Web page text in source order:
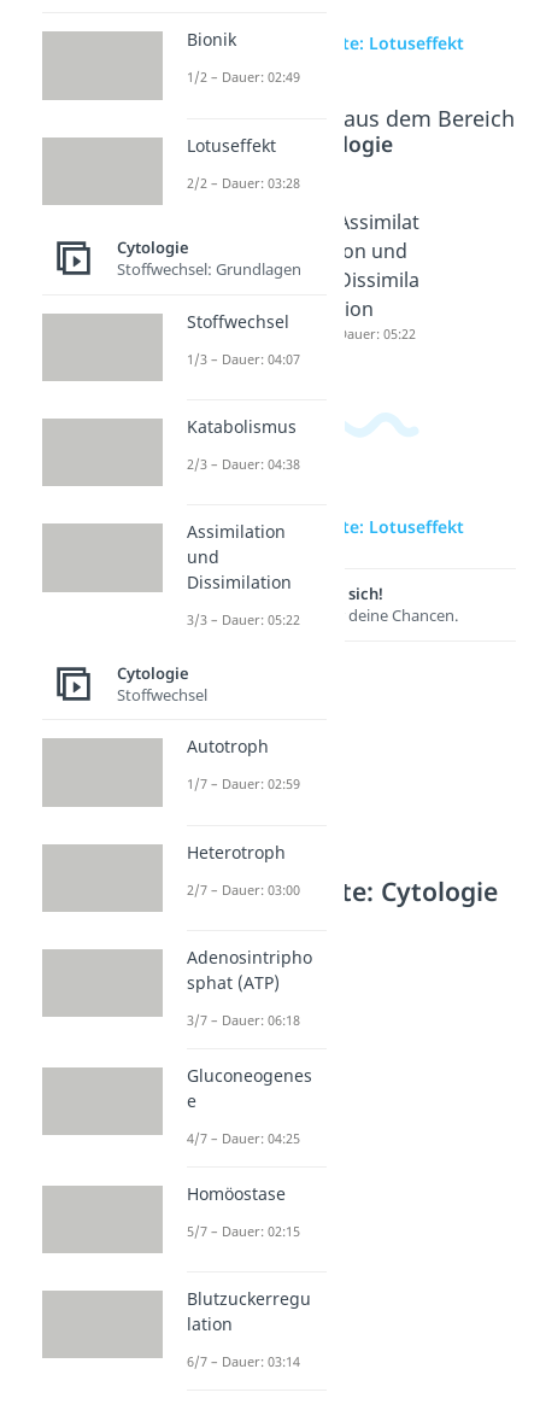
zur Videoseite: Lotuseffekt
Beliebte Inhalte aus dem Bereich
Cytologie
hsel
Dauer: 04:07 Dauer: 04:38
Assimilat
ion und
Dissimila
tion
Dauer: 05:22
zur Videoseite: Lotuseffekt
Lernen lohnt sich!
Entdecke hier deine Chancen.
Weitere Inhalte: Cytologie
Bionik
Dauer: 02:49
Dauer: 03:28
Bionik
1/2 – Dauer: 02:49
Lotuseffekt
2/2 – Dauer: 03:28
Cytologie
Stoffwechsel: Grundlagen
Stoffwechsel
1/3 – Dauer: 04:07
Katabolismus
2/3 – Dauer: 04:38
Assimilation
und
Dissimilation
3/3 – Dauer: 05:22
Cytologie
Stoffwechsel
Autotroph
1/7 – Dauer: 02:59
Heterotroph
2/7 – Dauer: 03:00
Adenosintripho
sphat (ATP)
3/7 – Dauer: 06:18
Gluconeogenes
e
4/7 – Dauer: 04:25
Homöostase
5/7 – Dauer: 02:15
Blutzuckerregu
lation
6/7 – Dauer: 03:14